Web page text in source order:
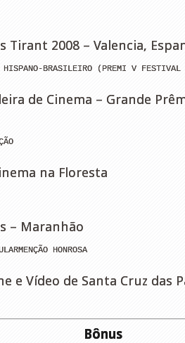
Tirant 2008 – Valencia,
HISPANO-BRASILEIRO (PREMI V
de Cinema – Grande
na Floresta
– Maranhão
HONROSA
e Vídeo de Santa Cruz das
Bônus